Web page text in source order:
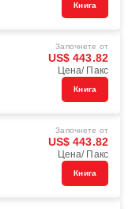
Книга
Започнете от
US$ 443.82
Цена/ Пакс
Книга
Започнете от
US$ 443.82
Цена/ Пакс
Книга